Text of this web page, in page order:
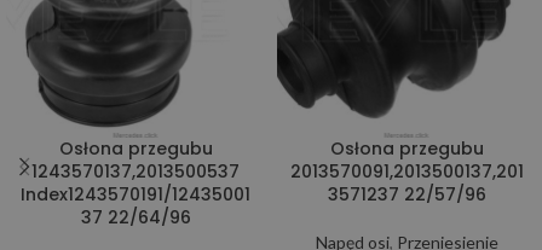
Osłona przegubu
1243570137,2013500537
Index1243570191/12435001
37 22/64/96
Osłona przegubu
2013570091,2013500137,201
3571237 22/57/96
Napęd osi, Przeniesienie